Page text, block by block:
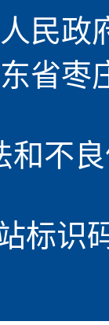
民政
省枣
和不
标识